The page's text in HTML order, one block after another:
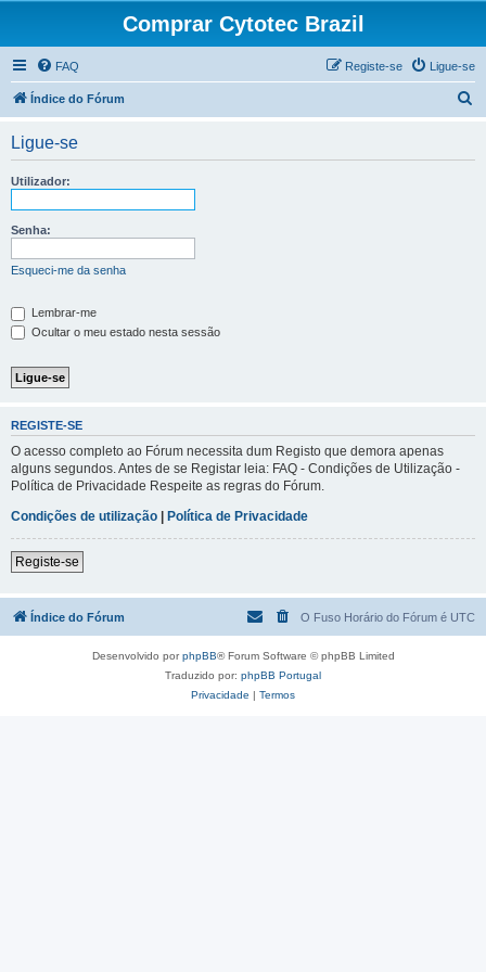
Comprar Cytotec Brazil
FAQ Ligue-se
Registe-se
Índice do Fórum
Ligue-se
Utilizador:
Senha:
Esqueci-me da senha
Lembrar-me
Ocultar o meu estado nesta sessão
REGISTE-SE
O acesso completo ao Fórum necessita dum Registo que demora apenas
alguns segundos. Antes de se Registar leia: FAQ - Condições de Utilização -
Política de Privacidade Respeite as regras do Fórum.
Condições de utilização | Política de Privacidade
Registe-se
Índice do Fórum O Fuso Horário do Fórum é UTC
Desenvolvido porphpBB® Forum Software © phpBB Limited
Traduzido por: phpBB Portugal
Privacidade | Termos